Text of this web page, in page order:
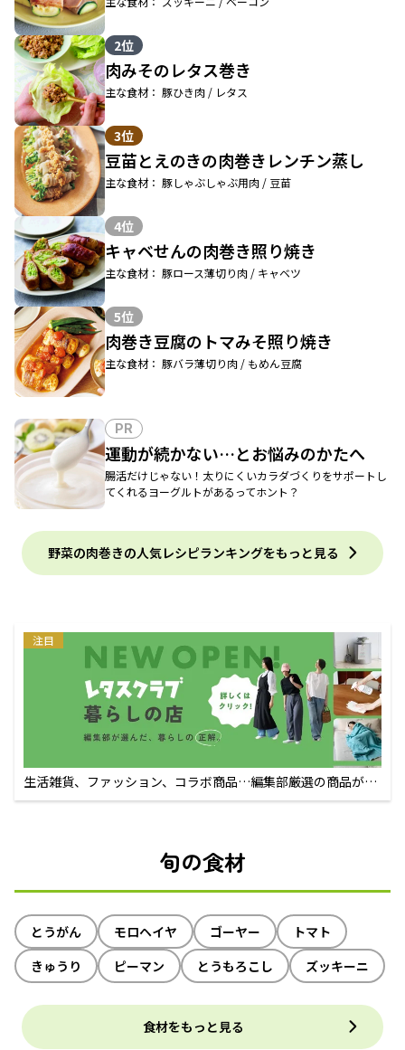
2位
肉みそのレタス巻き
主な食材： 豚ひき肉 / レタス
3位
豆苗とえのきの肉巻きレンチン蒸し
主な食材： 豚しゃぶしゃぶ用肉 / 豆苗
4位
キャベせんの肉巻き照り焼き
主な食材： 豚ロース薄切り肉 / キャベツ
5位
肉巻き豆腐のトマみそ照り焼き
主な食材： 豚バラ薄切り肉 / もめん豆腐
PR
運動が続かない…とお悩みのかたへ
腸活だけじゃない！太りにくいカラダづくりをサポートし
てくれるヨーグルトがあるってホント？
野菜の肉巻きの人気レシピランキングをもっと見る
注目
生活雑貨、ファッション、コラボ商品…編集部厳選の商品が買
えるECサイト
旬の食材
とうがん モロヘイヤ ゴーヤー
トマト
きゅうり
ピーマン とうもろこし ズッキーニ
食材をもっと見る